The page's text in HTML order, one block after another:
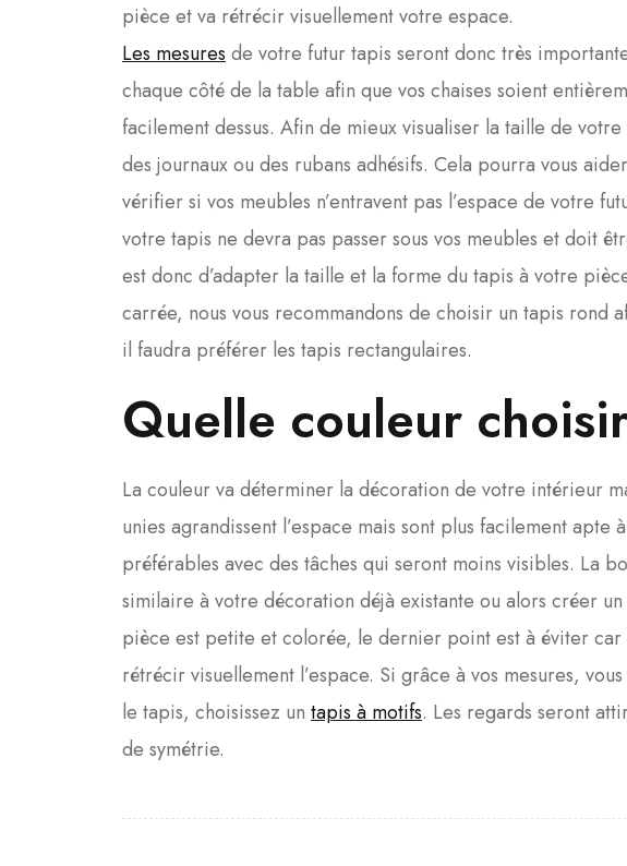
pièce et va rétrécir visuellement votre espace.
Les mesures de votre futur tapis seront donc très
chaque côté de la table afin que vos chaises soient
facilement dessus. Afin de mieux visualiser la taille de
des journaux ou des rubans adhésifs. Cela pourra vous
vérifier si vos meubles n’entravent pas l’espace de votre
votre tapis ne devra pas passer sous vos meubles et doit
est donc d’adapter la taille et la forme du tapis à votre
carrée, nous vous recommandons de choisir un tapis rond
il faudra préférer les tapis rectangulaires.
Quelle couleur
La couleur va déterminer la décoration de votre intérieur
unies agrandissent l’espace mais sont plus facilement apte
préférables avec des tâches qui seront moins visibles. La
similaire à votre décoration déjà existante ou alors créer
pièce est petite et colorée, le dernier point est à éviter
rétrécir visuellement l’espace. Si grâce à vos mesures,
le tapis, choisissez un tapis à motifs. Les regards seront
de symétrie.